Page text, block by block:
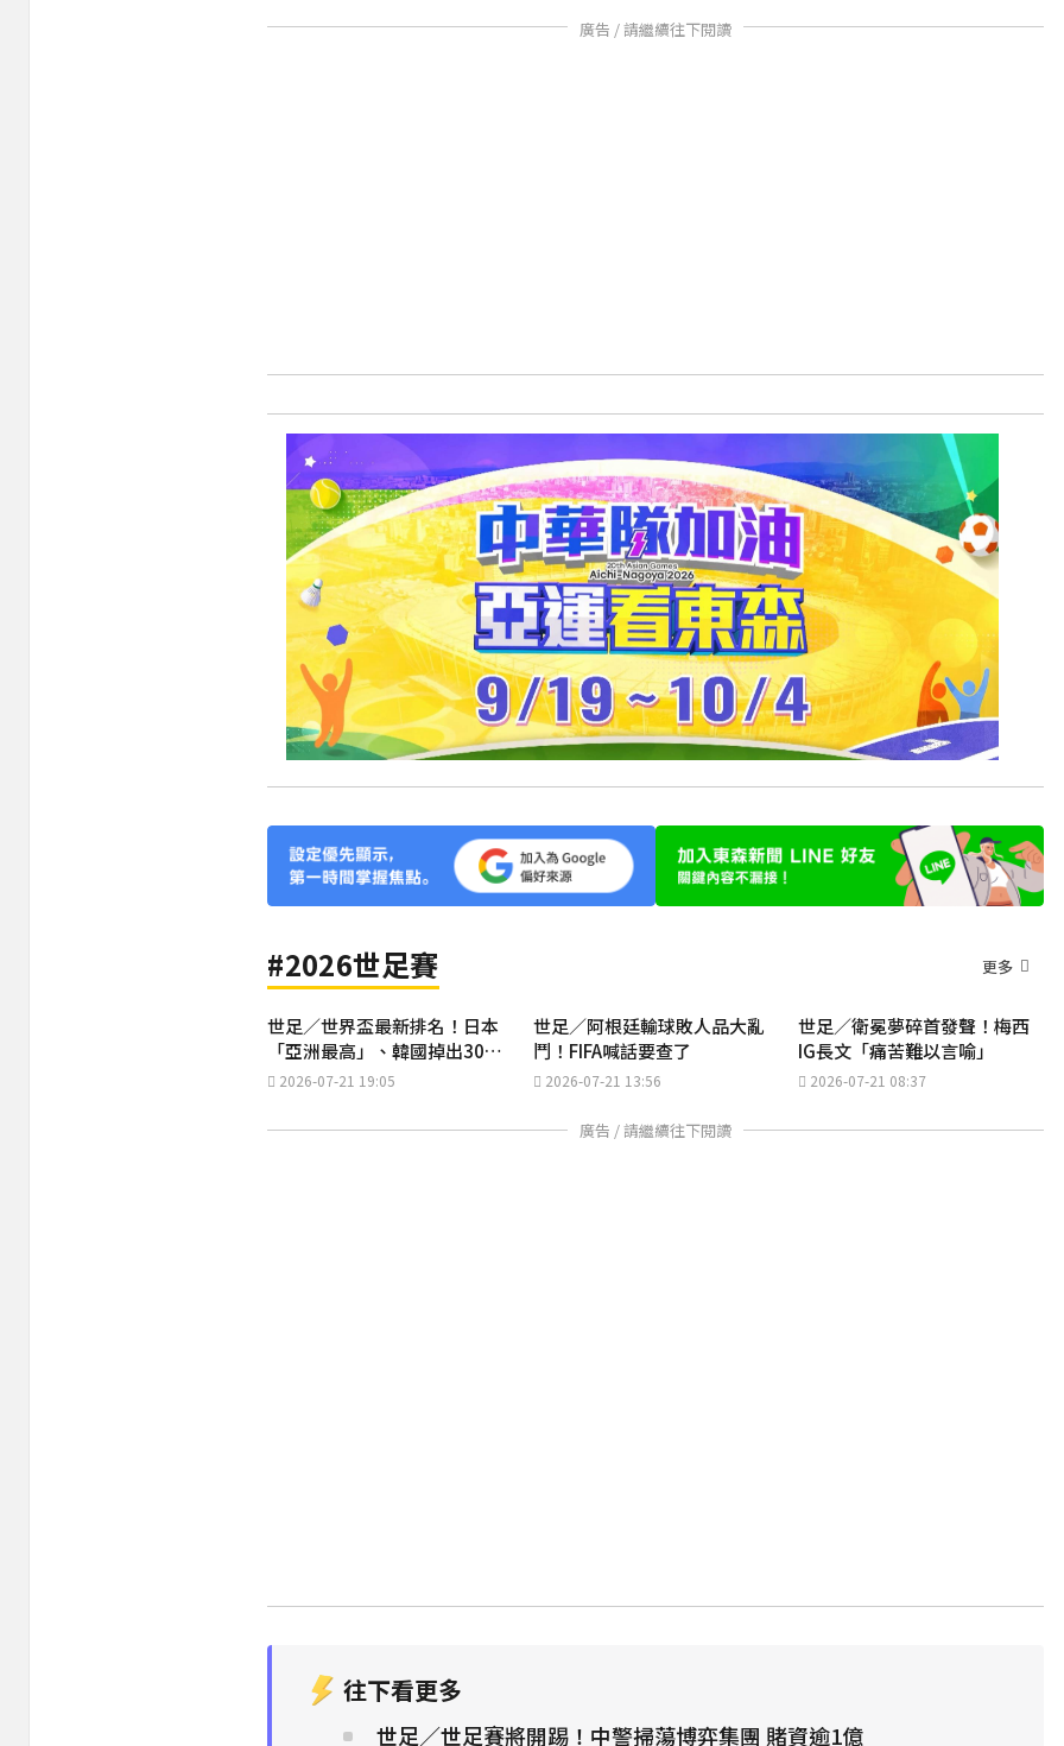
廣告 / 請繼續往下閱讀
#2026世足賽 更多
世足／世界盃最新排名！日本
「亞洲最高」、韓國掉出30名
外2026-07-21 19:05
世足／阿根廷輸球敗人品大亂
鬥！FIFA喊話要查了
2026-07-21 13:56
世足／衛冕夢碎首發聲！梅西
IG長文「痛苦難以言喻」
2026-07-21 08:37
廣告 / 請繼續往下閱讀
往下看更多
世足／世足賽將開踢！中警掃蕩博弈集團 賭資逾1億